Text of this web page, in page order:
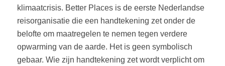
klimaatcrisis. Better Places is de eerste Nederlandse
reisorganisatie die een handtekening zet onder de
belofte om maatregelen te nemen tegen verdere
opwarming van de aarde. Het is geen symbolisch
gebaar. Wie zijn handtekening zet wordt verplicht om